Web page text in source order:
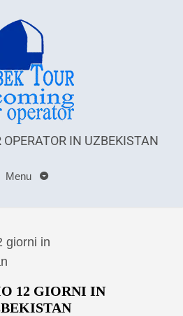
IN UZBEKISTAN
Menu
giorni in
12 GIORNI IN